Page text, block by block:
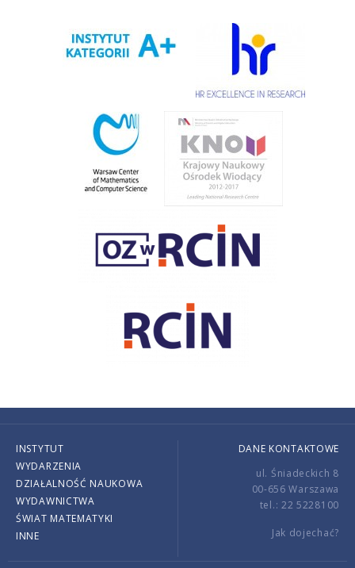
INSTYTUT
WYDARZENIA
DZIAŁALNOŚĆ NAUKOWA
WYDAWNICTWA
ŚWIAT MATEMATYKI
INNE
DANE KONTAKTOWE
ul. Śniadeckich 8
00-656 Warszawa
tel.: 22 5228100
Jak dojechać?